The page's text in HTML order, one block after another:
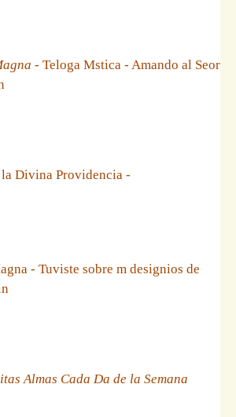
- Teloga Mstica - Amando al Seor
Divina Providencia -
- Tuviste sobre m designios de
Almas Cada Da de la Semana